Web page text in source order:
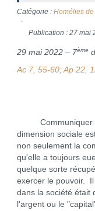
Catégorie : Homélies
Publication : 27 mai
29 mai 2022 – 7ème
Ac 7, 55-60; Ap 22,
Communiquer
dimension sociale
non seulement la
qu'elle a toujours
quelque sorte
exercer le pouvoir.
dans la société était
l'argent ou le